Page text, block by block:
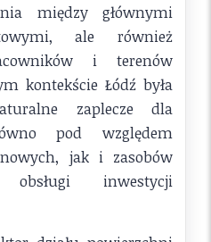
między głównymi
ale również
i terenów
kontekście Łódź była
zaplecze dla
pod względem
jak i zasobów
inwestycji